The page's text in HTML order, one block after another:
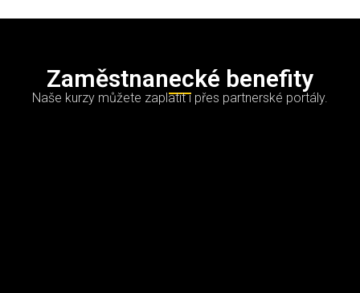
Zaměstnanecké benefity
Naše kurzy můžete zaplatit i přes partnerské portály.